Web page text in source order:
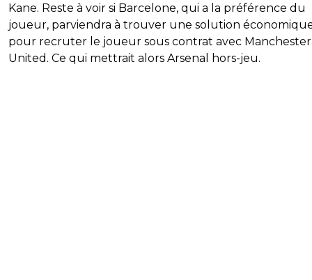
Kane. Reste à voir si Barcelone, qui a la préférence du
joueur, parviendra à trouver une solution
pour recruter le joueur sous contrat avec Manchester
United. Ce qui mettrait alors Arsenal hors-jeu.